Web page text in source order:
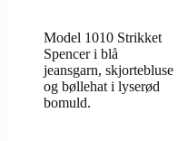
Model 1010 Strikket
Spencer i blå
jeansgarn, skjortebluse
og bøllehat i lyserød
bomuld.